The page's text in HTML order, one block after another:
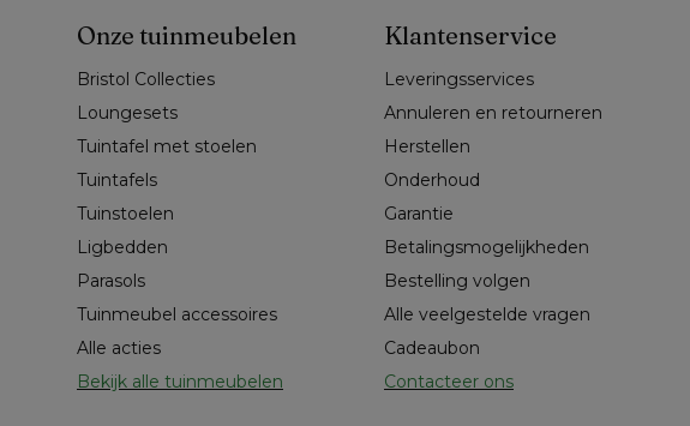
Onze tuinmeubelen
Bristol Collecties
Loungesets
Tuintafel met stoelen
Tuintafels
Tuinstoelen
Ligbedden
Parasols
Tuinmeubel accessoires
Alle acties
Bekijk alle tuinmeubelen
Klantenservice
Leveringsservices
Annuleren en retourneren
Herstellen
Onderhoud
Garantie
Betalingsmogelijkheden
Bestelling volgen
Alle veelgestelde vragen
Cadeaubon
Contacteer ons